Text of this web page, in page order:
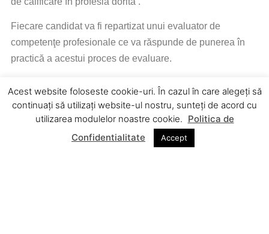
Fiecare candidat va fi repartizat unui evaluator de
competenţe profesionale ce va răspunde de punerea în
practică a acestui proces de evaluare.
performanţele şi va explică acestuia care sunt competenţele
pentru care se poate face evaluare şi certificare.
Acest website foloseste cookie-uri. În cazul în care alegeți să
continuați să utilizați website-ul nostru, sunteți de acord cu
utilizarea modulelor noastre cookie. Politica de
Confidentialitate
Accept